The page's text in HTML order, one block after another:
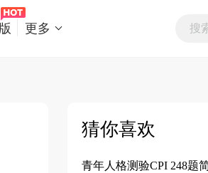
更多
猜你喜欢
青年人格测验CPI 248题